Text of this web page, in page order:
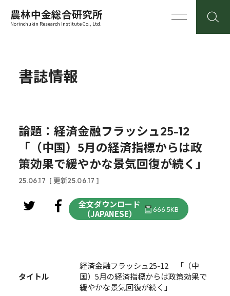
農林中金総合研究所
Norinchukin Research Institute Co., Ltd.
書誌情報
論題：経済金融フラッシュ25-12
「（中国）5月の経済指標からは政
策効果で緩やかな景気回復が続く」
25.06.17 [ 更新25.06.17 ]
全文ダウンロード
（JAPANESE）
666.5KB
タイトル
経済金融フラッシュ25-12 「（中
国）5月の経済指標からは政策効果で
緩やかな景気回復が続く」